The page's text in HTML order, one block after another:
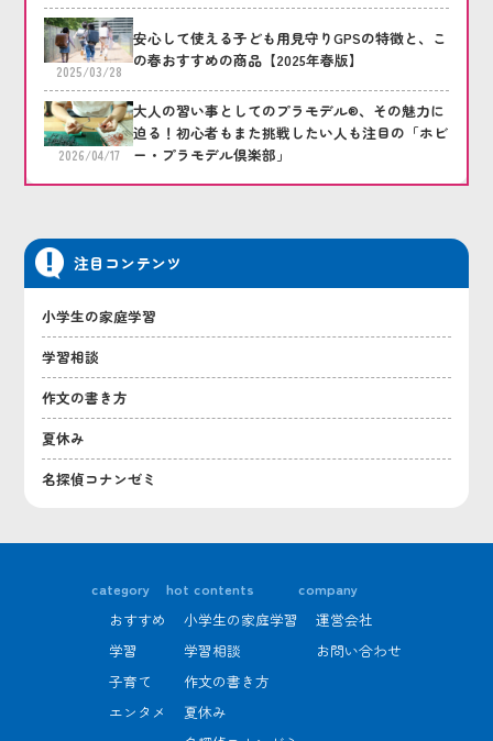
2025/03/28
安心して使える子ども用見守りGPSの特徴と、こ
の春おすすめの商品【2025年春版】
2026/04/17
大人の習い事としてのプラモデル®、その魅力に
迫る！初心者もまた挑戦したい人も注目の「ホビ
ー・プラモデル倶楽部」
注目コンテンツ
小学生の家庭学習
学習相談
作文の書き方
夏休み
名探偵コナンゼミ
category
おすすめ
学習
子育て
エンタメ
hot contents
小学生の家庭学習
学習相談
作文の書き方
夏休み
company
運営会社
お問い合わせ